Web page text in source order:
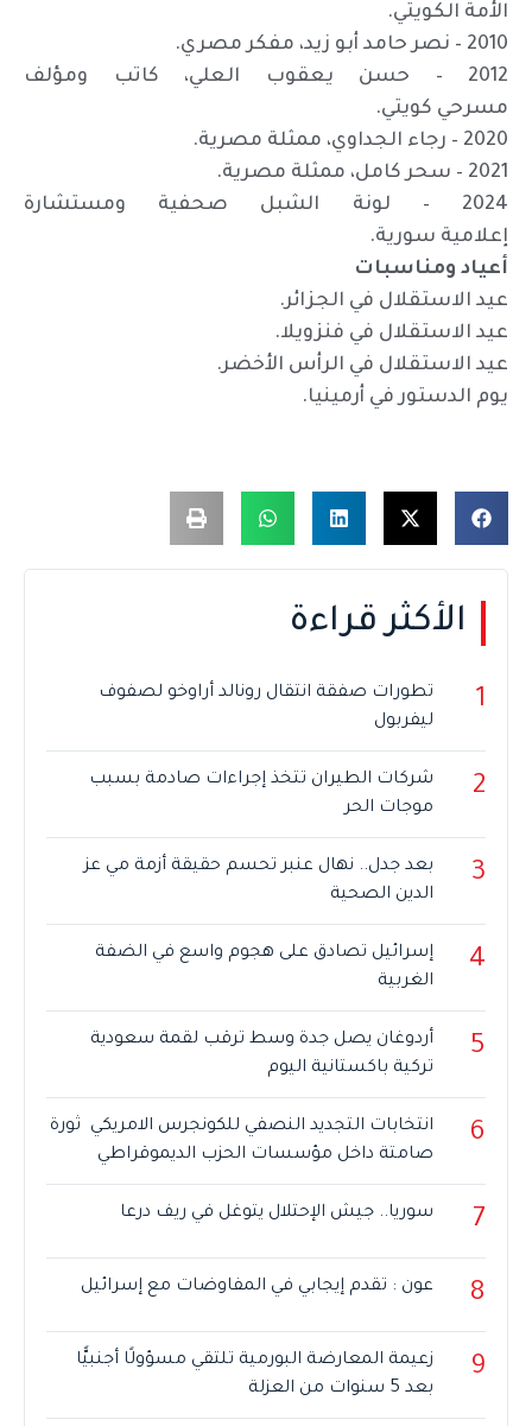
الأمة الكويتي.
2010 – نصر حامد أبو زيد، مفكر مصري.
2012 – حسن يعقوب العلي، كاتب ومؤلف
مسرحي كويتي.
2020 – رجاء الجداوي، ممثلة مصرية.
2021 – سحر كامل، ممثلة مصرية.
2024 – لونة الشبل صحفية ومستشارة
إعلامية سورية.
أعياد ومناسبات
عيد الاستقلال في الجزائر.
عيد الاستقلال في فنزويلا.
عيد الاستقلال في الرأس الأخضر.
يوم الدستور في أرمينيا.
الأكثر قراءة
1
تطورات صفقة انتقال رونالد أراوخو لصفوف
ليفربول
2
شركات الطيران تتخذ إجراءات صادمة بسبب
موجات الحر
3
بعد جدل.. نهال عنبر تحسم حقيقة أزمة مي عز
الدين الصحية
4
إسرائيل تصادق على هجوم واسع في الضفة
الغربية
5
أردوغان يصل جدة وسط ترقب لقمة سعودية
تركية باكستانية اليوم
6
انتخابات التجديد النصفي للكونجرس الامريكي ثورة
صامتة داخل مؤسسات الحزب الديموقراطي
7 سوريا.. جيش الإحتلال يتوغل في ريف درعا
8 عون : تقدم إيجابي في المفاوضات مع إسرائيل
9
زعيمة المعارضة البورمية تلتقي مسؤولًا أجنبيًّا
بعد 5 سنوات من العزلة